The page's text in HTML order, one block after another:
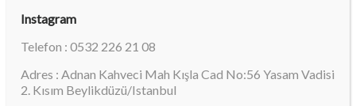
Instagram
Telefon : 0532 226 21 08
Adres : Adnan Kahveci Mah Kışla Cad No:56 Yasam Vadisi
2. Kısım Beylikdüzü/Istanbul